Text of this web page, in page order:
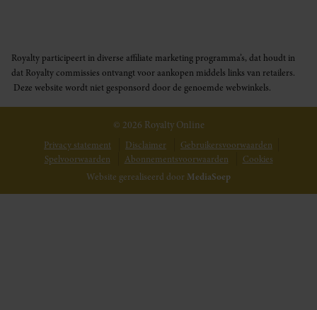
Royalty participeert in diverse affiliate marketing programma’s, dat houdt in
dat Royalty commissies ontvangt voor aankopen middels links van retailers.
Deze website wordt niet gesponsord door de genoemde webwinkels.
© 2026 Royalty Online
Privacy statement Disclaimer
Gebruikersvoorwaarden
Spelvoorwaarden
Abonnementsvoorwaarden
Cookies
Website gerealiseerd door MediaSoep